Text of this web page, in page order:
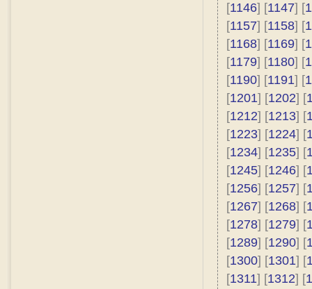
[1146] [1147] [
[1157] [1158] [
[1168] [1169] [
[1179] [1180] [
[1190] [1191] [
[1201] [1202] [
[1212] [1213] [
[1223] [1224] [
[1234] [1235] [
[1245] [1246] [
[1256] [1257] [
[1267] [1268] [
[1278] [1279] [
[1289] [1290] [
[1300] [1301] [
[1311] [1312] [